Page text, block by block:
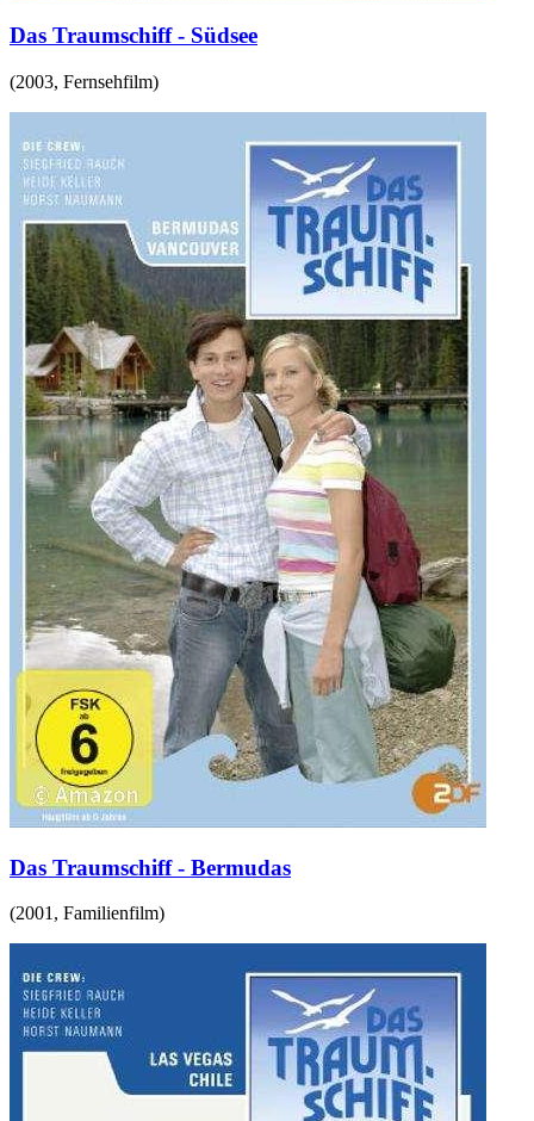
Das Traumschiff - Südsee
(2003, Fernsehfilm)
Das Traumschiff - Bermudas
(2001 , Familienfilm)